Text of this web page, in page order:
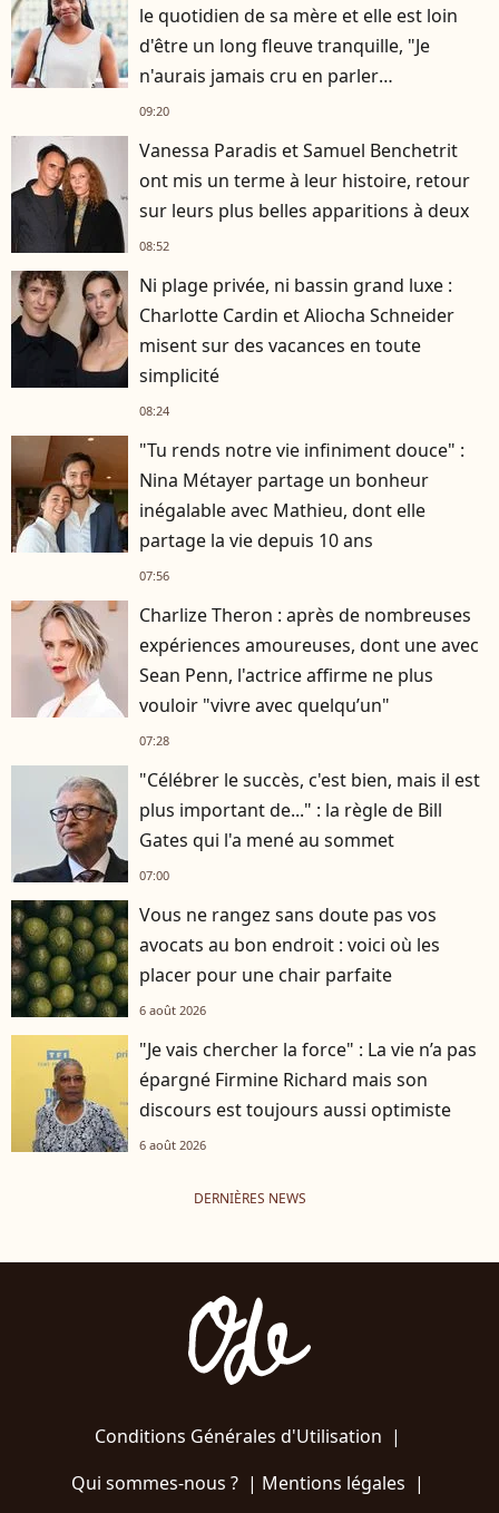
le quotidien de sa mère et elle est loin
d'être un long fleuve tranquille, "Je
n'aurais jamais cru en parler
publiquement"
09:20
Vanessa Paradis et Samuel Benchetrit
ont mis un terme à leur histoire, retour
sur leurs plus belles apparitions à deux
08:52
Ni plage privée, ni bassin grand luxe :
Charlotte Cardin et Aliocha Schneider
misent sur des vacances en toute
simplicité
08:24
"Tu rends notre vie infiniment douce" :
Nina Métayer partage un bonheur
inégalable avec Mathieu, dont elle
partage la vie depuis 10 ans
07:56
Charlize Theron : après de nombreuses
expériences amoureuses, dont une avec
Sean Penn, l'actrice affirme ne plus
vouloir "vivre avec quelqu’un"
07:28
"Célébrer le succès, c'est bien, mais il est
plus important de..." : la règle de Bill
Gates qui l'a mené au sommet
07:00
Vous ne rangez sans doute pas vos
avocats au bon endroit : voici où les
placer pour une chair parfaite
6 août 2026
"Je vais chercher la force" : La vie n’a pas
épargné Firmine Richard mais son
discours est toujours aussi optimiste
6 août 2026
DERNIÈRES NEWS
Conditions Générales d'Utilisation |
Qui sommes-nous ?| Mentions légales |